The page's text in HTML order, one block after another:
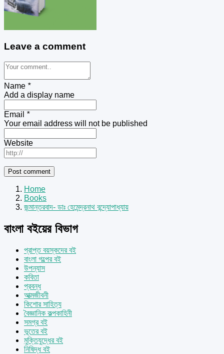
Leave a comment
Name *
Add a display name
Email *
Your email address will not be published
Website
Home
Books
জন্মান্তরবাদ- ডাঃ হেমেন্দ্রনাথ বন্দ্যোপাধ্যায়
বাংলা বইয়ের বিভাগ
প্রাপ্ত বয়স্কদের বই
বাংলা গল্পের বই
উপন্যাস
কবিতা
প্রবন্ধ
আত্মজীবনী
কিশোর সাহিত্য
বৈজ্ঞানিক কল্পকাহিনী
সমগ্র বই
ভূতের বই
মুক্তিযুদ্ধের বই
নিষিদ্ধ বই